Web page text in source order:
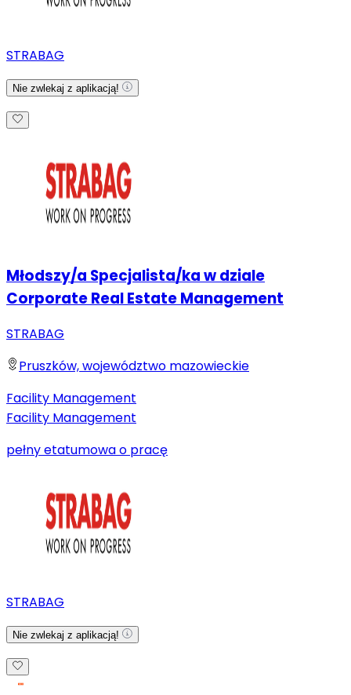
STRABAG
Nie zwlekaj z aplikacją!
Młodszy/a Specjalista/ka w dziale
Corporate Real Estate Management
STRABAG
Pruszków, województwo mazowieckie
Facility Management
Facility Management
pełny etatumowa o pracę
STRABAG
Nie zwlekaj z aplikacją!